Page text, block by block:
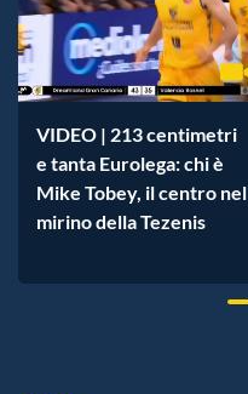
VIDEO | 213 centimetri
e tanta Eurolega: chi è
Mike Tobey, il centro nel
mirino della Tezenis